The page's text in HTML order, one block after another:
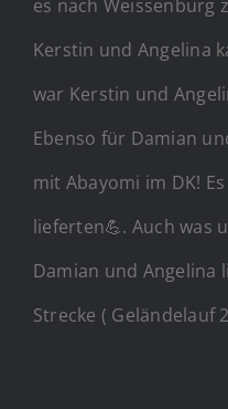
es nach Weissenburg
Kerstin und Angelina
war Kerstin und
Ebenso für Damian
mit Abayomi im DK!
lieferten💪. Auch was
Damian und Angelina
Strecke ( Geländelauf